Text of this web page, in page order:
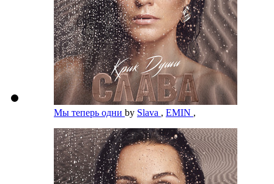
Мы теперь одни by Slava , EMIN ,